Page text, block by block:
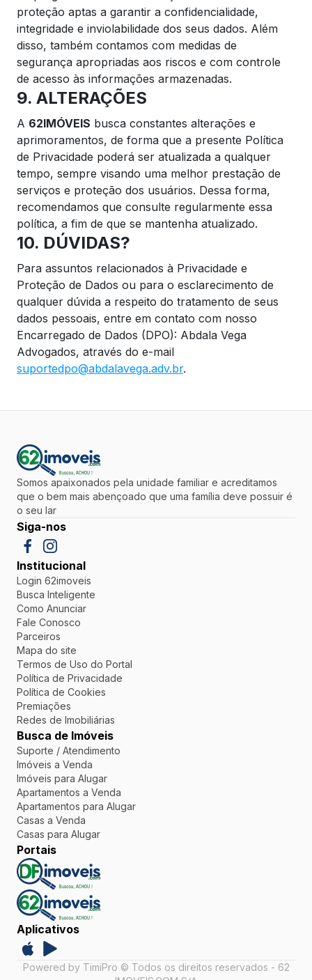
proteção aptas a garantir a confidencialidade,
integridade e inviolabilidade dos seus dados. Além
disso, também contamos com medidas de
segurança apropriadas aos riscos e com controle
de acesso às informações armazenadas.
9. ALTERAÇÕES
A 62IMÓVEIS busca constantes alterações e
aprimoramentos, de forma que a presente Política
de Privacidade poderá ser atualizada a qualquer
tempo, sempre visando uma melhor prestação de
serviços e proteção dos usuários. Dessa forma,
recomendamos que consulte regularmente essa
política, a fim de que se mantenha atualizado.
10. DÚVIDAS?
Para assuntos relacionados à Privacidade e
Proteção de Dados ou para o esclarecimento de
qualquer dúvida a respeito do tratamento de seus
dados pessoais, entre em contato com nosso
Encarregado de Dados (DPO): Abdala Vega
Advogados, através do e-mail
suportedpo@abdalavega.adv.br.
Somos apaixonados pela unidade familiar e acreditamos
que o bem mais abençoado que uma família deve possuir é
o seu lar
Siga-nos
Institucional
Login 62imoveis
Busca Inteligente
Como Anunciar
Fale Conosco
Parceiros
Mapa do site
Termos de Uso do Portal
Política de Privacidade
Política de Cookies
Premiações
Redes de Imobiliárias
Busca de Imóveis
Suporte / Atendimento
Imóveis a Venda
Imóveis para Alugar
Apartamentos a Venda
Apartamentos para Alugar
Casas a Venda
Casas para Alugar
Portais
Aplicativos
Powered by TimiPro © Todos os direitos reservados - 62